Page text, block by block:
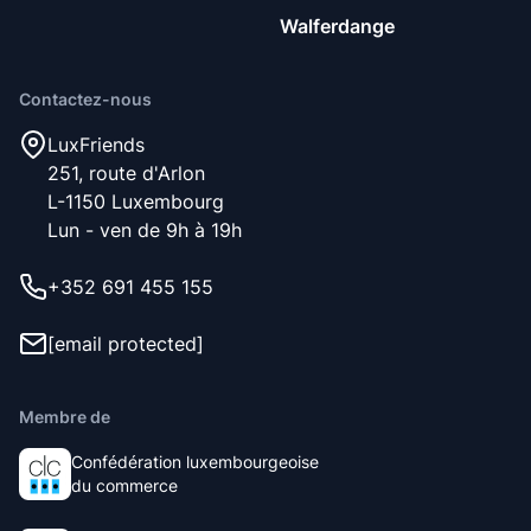
ajouterons à la liste d’attente et vous informerons dès que
nous aurons une place de libre. Nous sélectionnons les
fondamentales de notre communauté, à savoir être
Walferdange
Contactez-nous
LuxFriends
251, route d'Arlon
L-1150 Luxembourg
Lun - ven de 9h à 19h
+352 691 455 155
[email protected]
Membre de
Confédération luxembourgeoise
du commerce